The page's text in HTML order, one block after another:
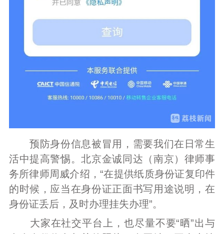
预防身份信息被冒用，需要我们在日常生
活中提高警惕。北京金诚同达（南京）律师事
务所律师周威介绍，“在提供纸质身份证复印件
的时候，应当在身份证正面书写用途说明，在
身份证丢后，及时办理挂失办理”。
大家在社交平台上，也尽量不要“晒”出与